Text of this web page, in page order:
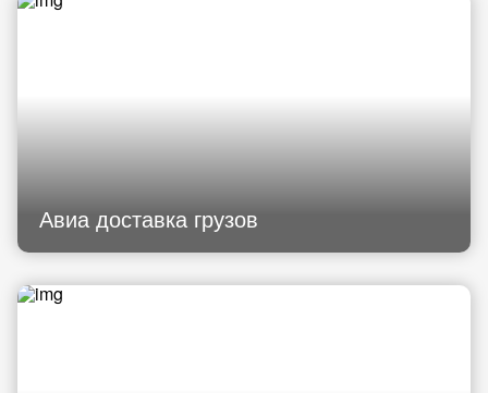
Авиа доставка грузов